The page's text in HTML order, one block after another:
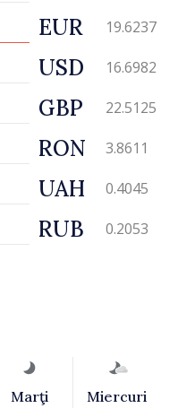
EUR 19.6237
USD 16.6982
GBP 22.5125
RON 3.8611
UAH 0.4045
RUB 0.2053
Marţi Miercuri